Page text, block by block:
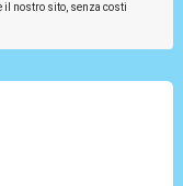
nostro sito, senza costi